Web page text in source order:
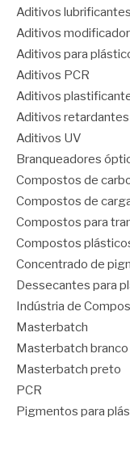
Aditivos
Aditivos
Aditivos para
Aditivos PCR
Aditivos
Aditivos retardantes
Aditivos UV
Branqueadores
Compostos de
Compostos de
Compostos para
Compostos
Concentrado de
Dessecantes para
Indústria de
Masterbatch
Masterbatch branco
Masterbatch preto
PCR
Pigmentos para